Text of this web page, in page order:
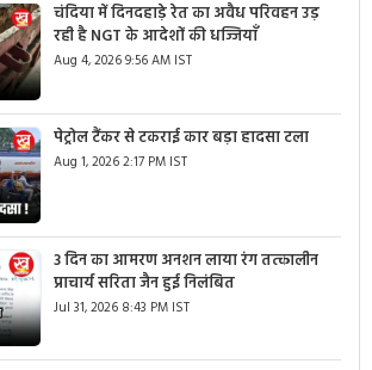
चंदिया में दिनदहाड़े रेत का अवैध परिवहन उड़
रही है NGT के आदेशों की धज्जियाँ
Aug 4, 2026 9:56 AM IST
पेट्रोल टैंकर से टकराई कार बड़ा हादसा टला
Aug 1, 2026 2:17 PM IST
3 दिन का आमरण अनशन लाया रंग तत्कालीन
प्राचार्य सरिता जैन हुई निलंबित
Jul 31, 2026 8:43 PM IST